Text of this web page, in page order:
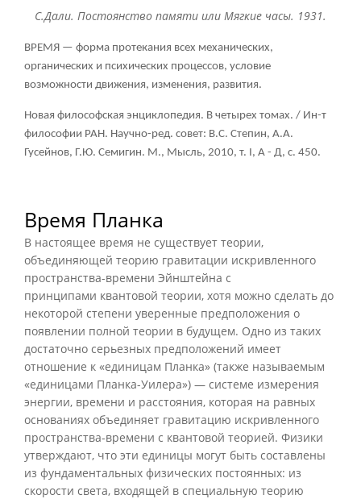
С.Дали. Постоянство памяти или Мягкие часы. 1931.
ВРЕМЯ — форма протекания всех механических,
органических и психических процессов, условие
возможности движения, изменения, развития.
Новая философская энциклопедия. В четырех томах. / Ин-т
философии РАН. Научно-ред. совет: В.С. Степин, А.А.
Гусейнов, Г.Ю. Семигин. М., Мысль, 2010, т. I, А - Д, с. 450.
Время Планка
В настоящее время не существует теории,
объединяющей теорию гравитации искривленного
пространства-времени Эйнштейна с
принципами квантовой теории, хотя можно сделать до
некоторой степени уверенные предположения о
появлении полной теории в будущем. Одно из таких
достаточно серьезных предположений имеет
отношение к «единицам Планка» (также называемым
«единицами Планка-Уилера») — системе измерения
энергии, времени и расстояния, которая на равных
основаниях объединяет гравитацию искривленного
пространства-времени с квантовой теорией. Физики
утверждают, что эти единицы могут быть составлены
из фундаментальных физических постоянных: из
скорости света, входящей в специальную теорию